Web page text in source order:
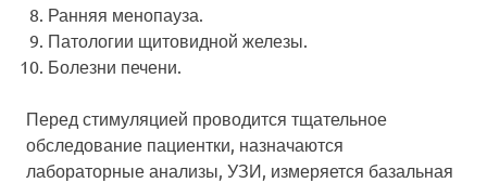
Ранняя менопауза.
Патологии щитовидной железы.
Болезни печени.
Перед стимуляцией проводится тщательное
обследование пациентки, назначаются
лабораторные анализы, УЗИ, измеряется базальная